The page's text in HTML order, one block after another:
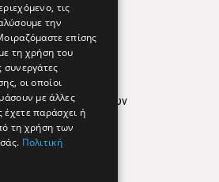
Απόρρητο
Όροι Χρήσης
προστασίας δεδομένων
Findhere
τις
την
επίσης
τη χρήση του
συνεργάτες
οι οποίοι
με άλλες
παράσχει ή
τη χρήση των
Πολιτική